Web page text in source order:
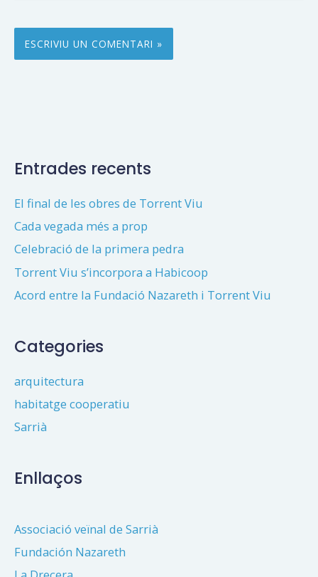
Entrades recents
El final de les obres de Torrent Viu
Cada vegada més a prop
Celebració de la primera pedra
Torrent Viu s’incorpora a Habicoop
Acord entre la Fundació Nazareth i Torrent Viu
Categories
arquitectura
habitatge cooperatiu
Sarrià
Enllaços
Associació veïnal de Sarrià
Fundación Nazareth